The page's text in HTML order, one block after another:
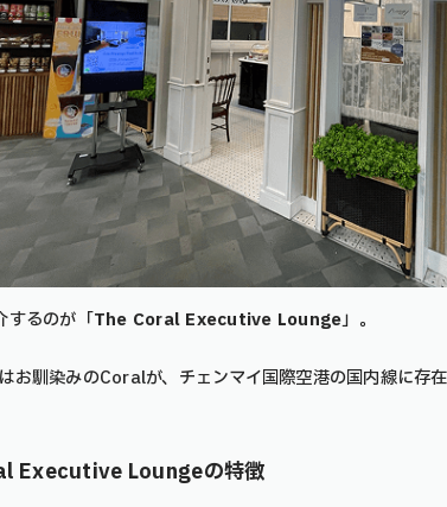
するのが「The Coral Executive Lounge」。
お馴染みのCoralが、チェンマイ国際空港の国内線に存在
Executive Loungeの特徴